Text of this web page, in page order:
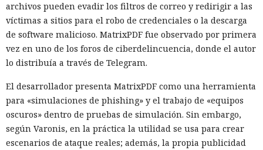
archivos pueden evadir los filtros de correo y redirigir a las
víctimas a sitios para el robo de credenciales o la descarga
de software malicioso. MatrixPDF fue observado por primera
vez en uno de los foros de ciberdelincuencia, donde el autor
lo distribuía a través de Telegram.
El desarrollador presenta MatrixPDF como una herramienta
para «simulaciones de phishing» y el trabajo de «equipos
oscuros» dentro de pruebas de simulación. Sin embargo,
según Varonis, en la práctica la utilidad se usa para crear
escenarios de ataque reales; además, la propia publicidad